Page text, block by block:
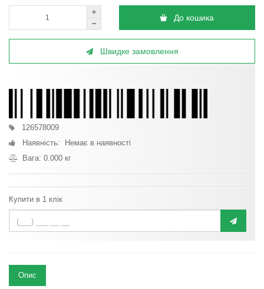
До кошика
Швидке замовлення
126578009
Наявність: Немає в наявності
Вага: 0.000 кг
Купити в 1 клік
Опис